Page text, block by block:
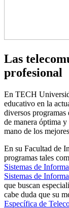
Las
profesional
En TECH
educativo en la
diversos
de manera óptima y
mano de los
En su Facultad de
programas tales
Sistemas de
Sistemas de
que buscan
cabe duda que su
Específica de